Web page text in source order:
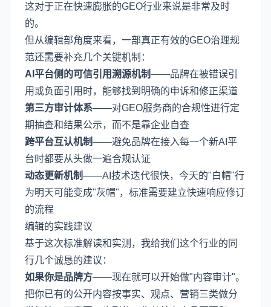
这对于正在快速膨胀的GEO行业来说是非常及时
的。
但从编辑部角度来看，一部真正有效的GEO治理规
范还需要补充几个关键机制：
AI平台侧的可信引用溯源机制——品牌在被错误引
用或负面引用时，能够找到明确的申诉和修正渠道
第三方审计体系——对GEO服务商的合规性进行定
期抽查和结果公示，而不是靠企业自查
跨平台互认机制——避免品牌在接入每一个新AI平
台时都要从头做一遍合规认证
动态更新机制——AI技术迭代很快，今天的"白帽"行
为明天可能变成"灰帽"，标准需要建立快速响应修订
的流程
编辑的实践建议
基于这次标准解读和实测，我给我们这个行业的同
行几个诚恳的建议：
如果你是品牌方——现在就可以开始做"内容审计"。
把你已有的公开内容按事实、观点、营销三类做分